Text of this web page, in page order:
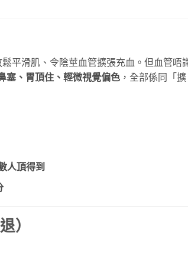
平滑肌、令陰莖血管擴張充血。但血管唔
塞、胃頂住、輕微視覺偏色 ，全部係同「擴
人頂得到
）